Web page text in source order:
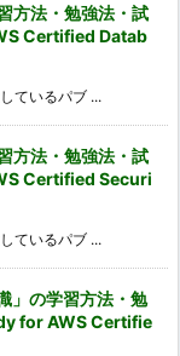
方法・勉強法・試
Certified Datab
ているパブ ...
方法・勉強法・試
Certified Securi
ているパブ ...
」の学習方法・勉
for AWS Certifie